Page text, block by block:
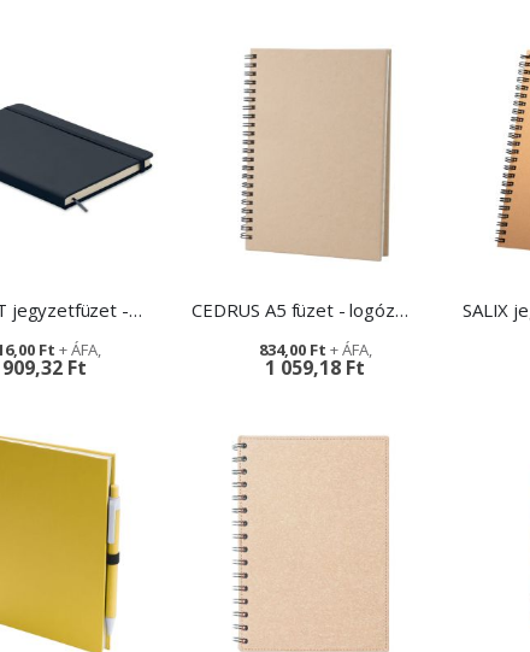
ARCONOT jegyzetfüzet - újrahasznosított papírral
909,32 Ft
Ft
CEDRUS A5 füzet - logózható szóróajándék
1 059,18 Ft
834,00 Ft